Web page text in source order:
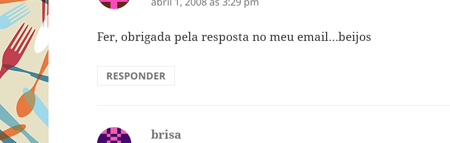
Fer, obrigada pela resposta no meu email…beijos
RESPONDER
brisa